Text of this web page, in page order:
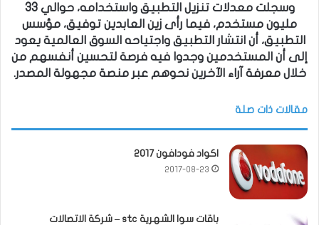
وسجلت معدلات تنزيل التطبيق واستخدامه، حوالي 33
مليون مستخدم، فيما رأى زين العابدين توفيق، مؤسس
التطبيق، أن انتشار التطبيق واجتياحه السوق العالمية يعود
إلى أن المستخدمين وجدوا فيه فرصة لتحسين أنفسهم من
خلال معرفة آراء الآخرين نحوهم عبر منصة مجهولة المصدر.
مقالات ذات صلة
اكواد فودافون 2017
2017-08-23
باقات سوا الشهرية stc – شركة الاتصالات